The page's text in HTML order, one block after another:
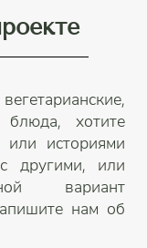
блюда, хотите
или историями
другими, или
вариант
нам об